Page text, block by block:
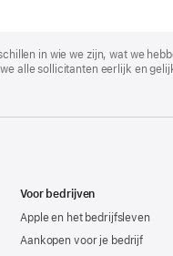
in wie we zijn, wat we
alle sollicitanten eerlijk en
Voor bedrijven
Apple en het bedrijfsleven
Aankopen voor je bedrijf